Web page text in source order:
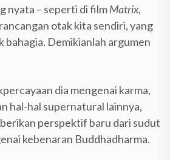
nyata – seperti di filmMatrix,
otak kita sendiri, yang
bahagia. Demikianlah argumen
dia mengenai karma,
hal-hal supernatural lainnya,
perspektif baru dari sudut
kebenaran Buddhadharma.